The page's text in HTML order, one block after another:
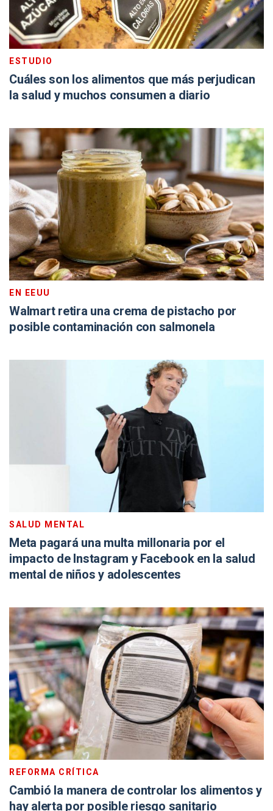
ESTUDIO
Cuáles son los alimentos que más perjudican
la salud y muchos consumen a diario
EN EEUU
Walmart retira una crema de pistacho por
posible contaminación con salmonela
SALUD MENTAL
Meta pagará una multa millonaria por el
impacto de Instagram y Facebook en la salud
mental de niños y adolescentes
REFORMA CRÍTICA
Cambió la manera de controlar los alimentos y
hay alerta por posible riesgo sanitario